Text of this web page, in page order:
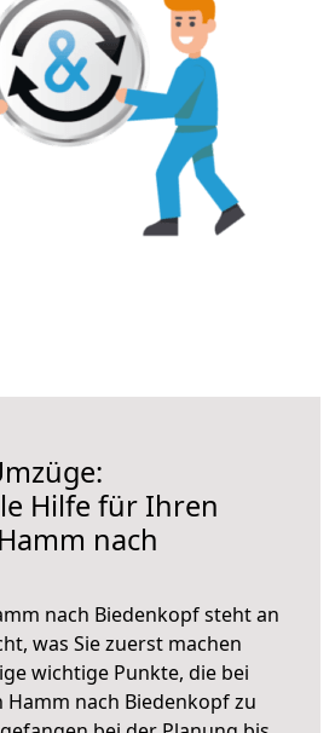
Hilfe für Ihren
nach
nach Biedenkopf steht an
was Sie zuerst machen
wichtige Punkte, die bei
nach Biedenkopf zu